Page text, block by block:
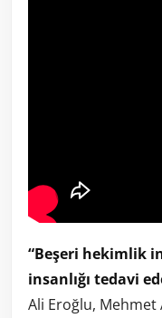
“Beşeri hekimlik
insanlığı tedavi
Ali Eroğlu, Mehmet